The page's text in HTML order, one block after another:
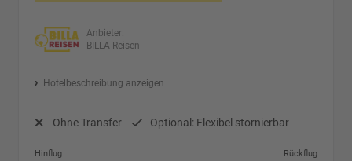
Anbieter:
BILLA Reisen
Hotelbeschreibung anzeigen
Ohne Transfer Optional: Flexibel stornierbar
Hinflug
Rückflug